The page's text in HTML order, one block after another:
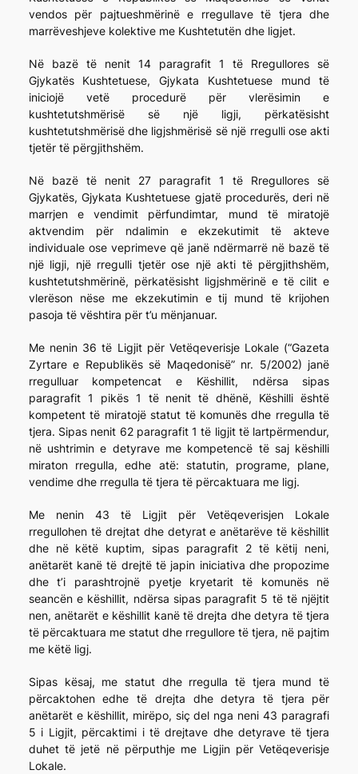
vendos për pajtueshmërinë e rregullave të tjera dhe
marrëveshjeve kolektive me Kushtetutën dhe ligjet.
Në bazë të nenit 14 paragrafit 1 të Rregullores së
Gjykatës Kushtetuese, Gjykata Kushtetuese mund të
iniciojë vetë procedurë për vlerësimin e
kushtetutshmërisë së një ligji, përkatësisht
kushtetutshmërisë dhe ligjshmërisë së një rregulli ose akti
tjetër të përgjithshëm.
Në bazë të nenit 27 paragrafit 1 të Rregullores së
Gjykatës, Gjykata Kushtetuese gjatë procedurës, deri në
marrjen e vendimit përfundimtar, mund të miratojë
aktvendim për ndalimin e ekzekutimit të akteve
individuale ose veprimeve që janë ndërmarrë në bazë të
një ligji, një rregulli tjetër ose një akti të përgjithshëm,
kushtetutshmërinë, përkatësisht ligjshmërinë e të cilit e
vlerëson nëse me ekzekutimin e tij mund të krijohen
pasoja të vështira për t’u mënjanuar.
Me nenin 36 të Ligjit për Vetëqeverisje Lokale (“Gazeta
Zyrtare e Republikës së Maqedonisë” nr. 5/2002) janë
rregulluar kompetencat e Këshillit, ndërsa sipas
paragrafit 1 pikës 1 të nenit të dhënë, Këshilli është
kompetent të miratojë statut të komunës dhe rregulla të
tjera. Sipas nenit 62 paragrafit 1 të ligjit të lartpërmendur,
në ushtrimin e detyrave me kompetencë të saj këshilli
miraton rregulla, edhe atë: statutin, programe, plane,
vendime dhe rregulla të tjera të përcaktuara me ligj.
Me nenin 43 të Ligjit për Vetëqeverisjen Lokale
rregullohen të drejtat dhe detyrat e anëtarëve të këshillit
dhe në këtë kuptim, sipas paragrafit 2 të këtij neni,
anëtarët kanë të drejtë të japin iniciativa dhe propozime
dhe t’i parashtrojnë pyetje kryetarit të komunës në
seancën e këshillit, ndërsa sipas paragrafit 5 të të njëjtit
nen, anëtarët e këshillit kanë të drejta dhe detyra të tjera
të përcaktuara me statut dhe rregullore të tjera, në pajtim
me këtë ligj.
Sipas kësaj, me statut dhe rregulla të tjera mund të
përcaktohen edhe të drejta dhe detyra të tjera për
anëtarët e këshillit, mirëpo, siç del nga neni 43 paragrafi
5 i Ligjit, përcaktimi i të drejtave dhe detyrave të tjera
duhet të jetë në përputhje me Ligjin për Vetëqeverisje
Lokale.